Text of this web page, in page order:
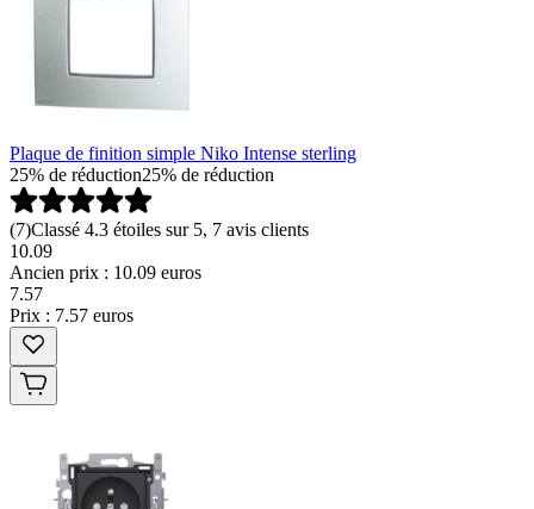
Plaque de finition simple Niko Intense sterling
25% de réduction25% de réduction
(7)Classé 4.3 étoiles sur 5, 7 avis clients
10.09
Ancien prix : 10.09 euros
7.57
Prix : 7.57 euros